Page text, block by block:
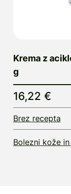
Krema z
g
16,22 €
Brez recepta
Bolezni kože